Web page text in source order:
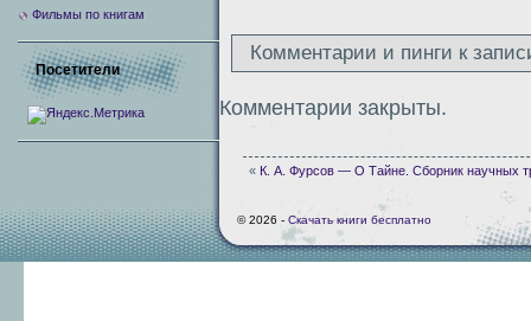
Комментарии и пинги к
Комментарии закрыты.
« К. А. Фурсов — О Тайне. Сборник научных
Фильмы по книгам
Посетители
© 2026 - Скачать книги бесплатно